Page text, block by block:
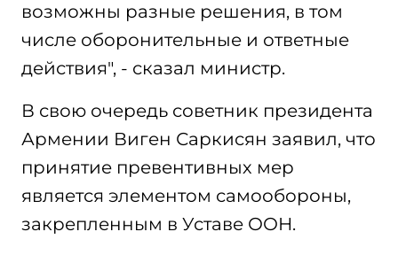
возможны разные решения, в том
числе оборонительные и ответные
действия", - сказал министр.
В свою очередь советник президента
Армении Виген Саркисян заявил, что
принятие превентивных мер
является элементом самообороны,
закрепленным в Уставе ООН.